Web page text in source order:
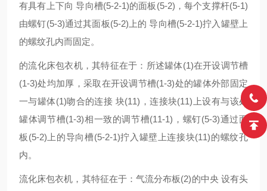
有具有上下向 导向槽(5-2-1)的面板(5-2)，每个支撑杆(5-1)
由螺钉(5-3)通过其面板(5-2)上的 导向槽(5-2-1)拧入罐壁上
的螺纹孔内而固定。
的流化床包衣机，其特征在于：所述罐体(1)在开设调节槽
(1-3)处均加厚，采取在开设调节槽(1-3)处的罐体外部固定
一与罐体(1)吻合的连接 块(11)，连接块(11)上设有与该处
罐体调节槽(1-3)相一致的调节槽(11-1)，螺钉(5-3)通过面
板(5-2)上的导向槽(5-2-1)拧入罐壁上连接块(11)的螺纹孔
内。
流化床包衣机，其特征在于：气流分布板(2)的中央 设有头